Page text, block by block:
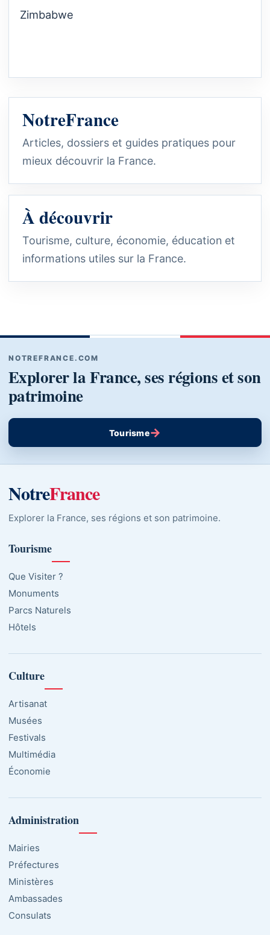
Zimbabwe
NotreFrance
Articles, dossiers et guides pratiques pour
mieux découvrir la France.
À découvrir
Tourisme, culture, économie, éducation et
informations utiles sur la France.
NOTREFRANCE.COM
Explorer la France, ses régions et son
patrimoine
Tourisme→
NotreFrance
Explorer la France, ses régions et son patrimoine.
Tourisme
Que Visiter ?
Monuments
Parcs Naturels
Hôtels
Culture
Artisanat
Musées
Festivals
Multimédia
Économie
Administration
Mairies
Préfectures
Ministères
Ambassades
Consulats